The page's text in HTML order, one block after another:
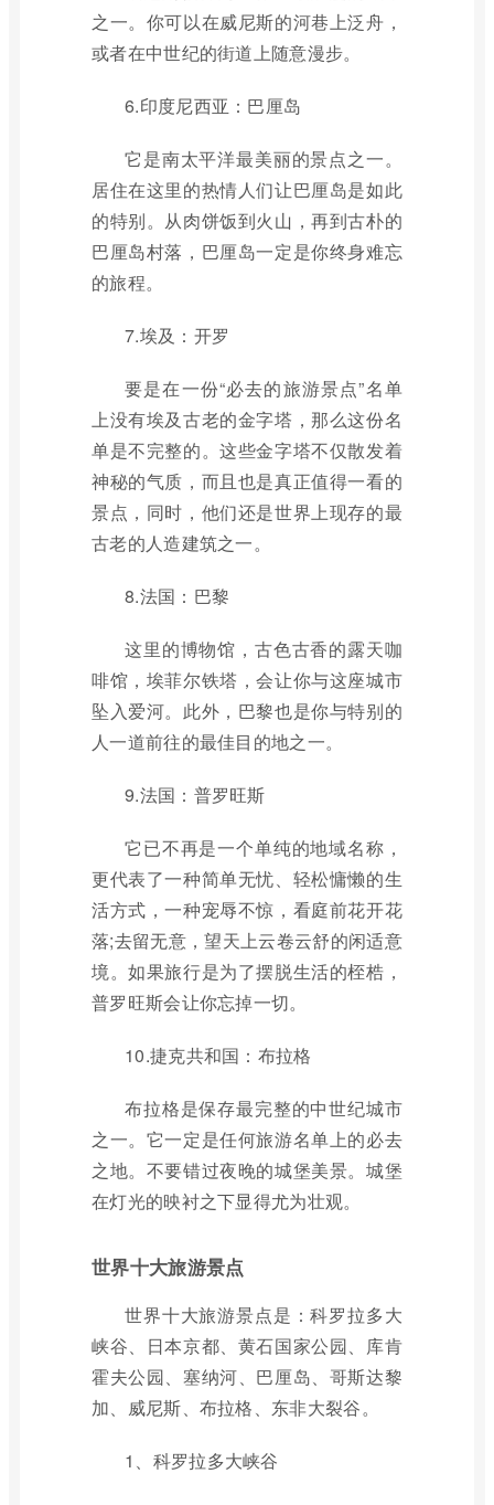
之一。你可以在威尼斯的河巷上泛舟，
或者在中世纪的街道上随意漫步。
6.印度尼西亚：巴厘岛
它是南太平洋最美丽的景点之一。
居住在这里的热情人们让巴厘岛是如此
的特别。从肉饼饭到火山，再到古朴的
巴厘岛村落，巴厘岛一定是你终身难忘
的旅程。
7.埃及：开罗
要是在一份“必去的旅游景点”名单
上没有埃及古老的金字塔，那么这份名
单是不完整的。这些金字塔不仅散发着
神秘的气质，而且也是真正值得一看的
景点，同时，他们还是世界上现存的最
古老的人造建筑之一。
8.法国：巴黎
这里的博物馆，古色古香的露天咖
啡馆，埃菲尔铁塔，会让你与这座城市
坠入爱河。此外，巴黎也是你与特别的
人一道前往的最佳目的地之一。
9.法国：普罗旺斯
它已不再是一个单纯的地域名称，
更代表了一种简单无忧、轻松慵懒的生
活方式，一种宠辱不惊，看庭前花开花
落;去留无意，望天上云卷云舒的闲适意
境。如果旅行是为了摆脱生活的桎梏，
普罗旺斯会让你忘掉一切。
10.捷克共和国：布拉格
布拉格是保存最完整的中世纪城市
之一。它一定是任何旅游名单上的必去
之地。不要错过夜晚的城堡美景。城堡
在灯光的映衬之下显得尤为壮观。
世界十大旅游景点
世界十大旅游景点是：科罗拉多大
峡谷、日本京都、黄石国家公园、库肯
霍夫公园、塞纳河、巴厘岛、哥斯达黎
加、威尼斯、布拉格、东非大裂谷。
1、科罗拉多大峡谷